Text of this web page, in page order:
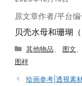
原文章作者/平台编
贝壳水母和珊瑚（
分
类
其他物品 图文
图样
绘画参考|透视素